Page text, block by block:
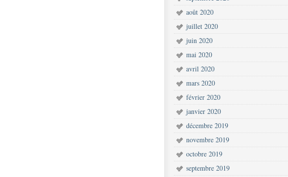
août 2020
juillet 2020
juin 2020
mai 2020
avril 2020
mars 2020
février 2020
janvier 2020
décembre 2019
novembre 2019
octobre 2019
septembre 2019